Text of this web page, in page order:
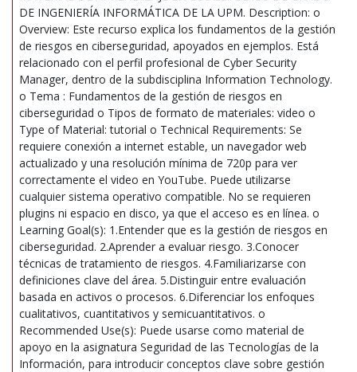
DE INGENIERÍA INFORMÁTICA DE LA UPM. Description: o
Overview: Este recurso explica los fundamentos de la gestión
de riesgos en ciberseguridad, apoyados en ejemplos. Está
relacionado con el perfil profesional de Cyber Security
Manager, dentro de la subdisciplina Information Technology.
o Tema : Fundamentos de la gestión de riesgos en
ciberseguridad o Tipos de formato de materiales: video o
Type of Material: tutorial o Technical Requirements: Se
requiere conexión a internet estable, un navegador web
actualizado y una resolución mínima de 720p para ver
correctamente el video en YouTube. Puede utilizarse
cualquier sistema operativo compatible. No se requieren
plugins ni espacio en disco, ya que el acceso es en línea. o
Learning Goal(s): 1.Entender que es la gestión de riesgos en
ciberseguridad. 2.Aprender a evaluar riesgo. 3.Conocer
técnicas de tratamiento de riesgos. 4.Familiarizarse con
definiciones clave del área. 5.Distinguir entre evaluación
basada en activos o procesos. 6.Diferenciar los enfoques
cualitativos, cuantitativos y semicuantitativos. o
Recommended Use(s): Puede usarse como material de
apoyo en la asignatura Seguridad de las Tecnologías de la
Información, para introducir conceptos clave sobre gestión